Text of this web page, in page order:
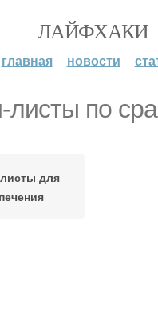
ЛАЙФХАКИ
главная новости
листы по
для